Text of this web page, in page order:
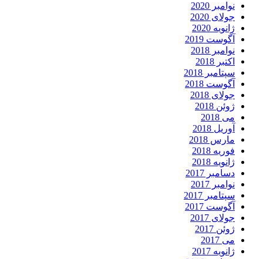
نوامبر 2020
جولای 2020
ژانویه 2020
آگوست 2019
نوامبر 2018
اکتبر 2018
سپتامبر 2018
آگوست 2018
جولای 2018
ژوئن 2018
می 2018
آوریل 2018
مارس 2018
فوریه 2018
ژانویه 2018
دسامبر 2017
نوامبر 2017
سپتامبر 2017
آگوست 2017
جولای 2017
ژوئن 2017
می 2017
ژانویه 2017